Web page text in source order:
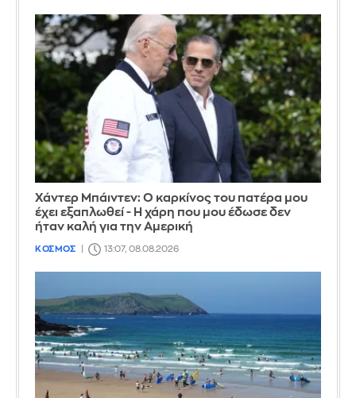
Χάντερ Μπάιντεν: Ο καρκίνος του πατέρα μου
έχει εξαπλωθεί - Η χάρη που μου έδωσε δεν
ήταν καλή για την Αμερική
ΚΟΣΜΟΣ 13:07, 08.08.2026